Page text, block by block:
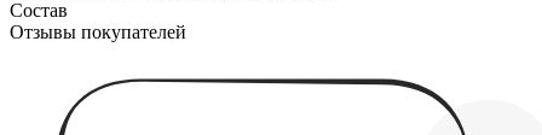
Состав
Отзывы покупателей